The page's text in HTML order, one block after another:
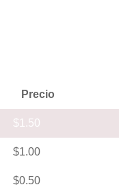
Precio
$1.50
$1.00
$0.50